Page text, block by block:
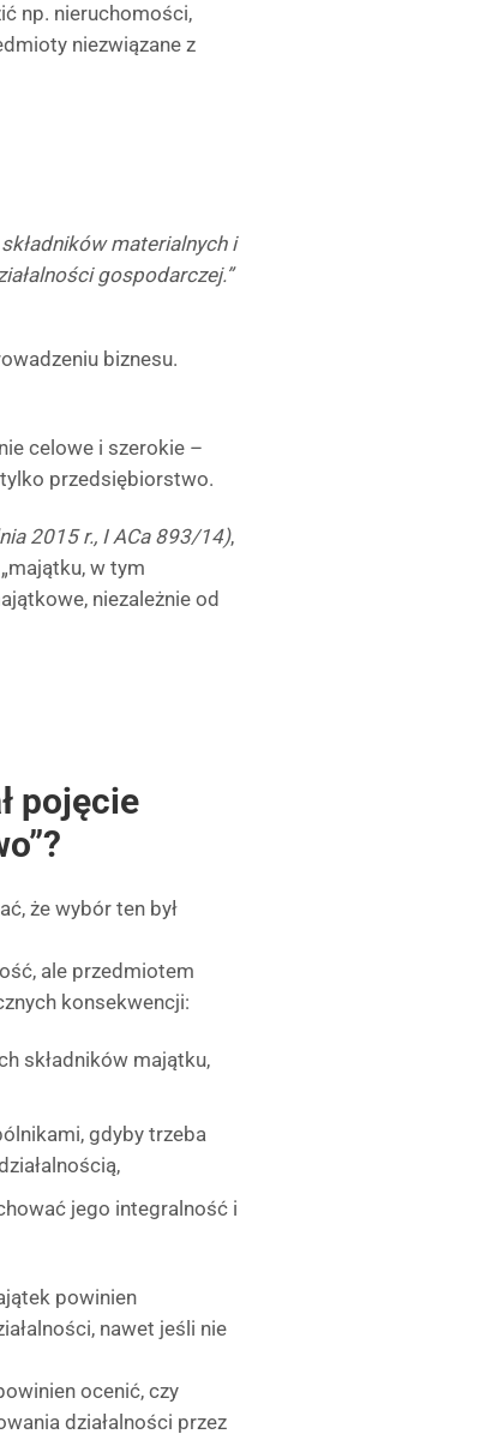
np. nieruchomości,
niezwiązane z
materialnych i
gospodarczej.”
biznesu.
celowe i szerokie –
tylko przedsiębiorstwo.
2015 r., I ACa 893/14),
w tym
niezależnie od
pojęcie
że wybór ten był
ale przedmiotem
konsekwencji:
składników majątku,
gdyby trzeba
jego integralność i
powinien
nawet jeśli nie
ocenić, czy
działalności przez